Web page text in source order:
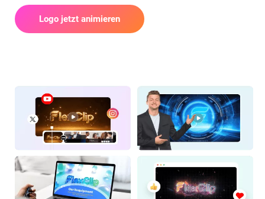
Logo jetzt animieren